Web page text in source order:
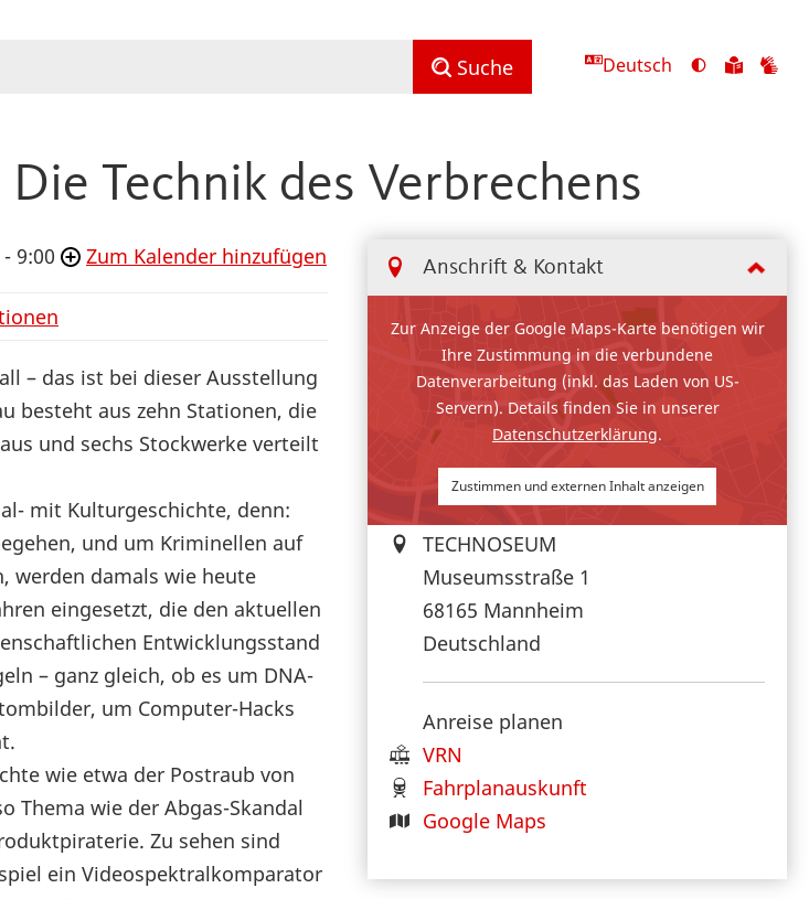
Suche Deutsch
Ansicht
Zu
Die Technik des Verbrechens
Anschrift & Kontakt
Zur Anzeige der Google Maps-Karte benötigen wir
Ihre Zustimmung in die verbundene
Datenverarbeitung (inkl. das Laden von US-
Servern). Details finden Sie in unserer
Datenschutzerklärung.
Zustimmen und externen Inhalt anzeigen
TECHNOSEUM
Museumsstraße 1
68165 Mannheim
Deutschland
Anreise planen
VRN
Fahrplanauskunft
Google Maps
9:00 Zum Kalender hinzufügen
– das ist bei dieser Ausstellung
besteht aus zehn Stationen, die
und sechs Stockwerke verteilt
mit Kulturgeschichte, denn:
und um Kriminellen auf
werden damals wie heute
eingesetzt, die den aktuellen
Entwicklungsstand
– ganz gleich, ob es um DNA-
um Computer-Hacks
wie etwa der Postraub von
Thema wie der Abgas-Skandal
Zu sehen sind
ein Videospektralkomparator